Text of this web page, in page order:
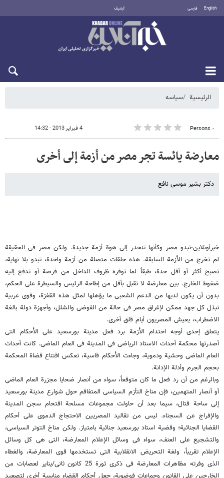
English فارسی أرشيف
الرئيسية سیاسه
٠ Persons 4 فبراير 2013 - 14:32
معارضة یائسة تجر مصر من أزمة إلى أخرى
دکتر بشیر موسى نافع
خبرأونلاین-تبدو مصر وکأنها تنحدر إلى هوة أزمة جدیدة. ولکن مصر فی الحقیقة
لم تخرج من الأزمة السابقة. هذه حلقات متصلة من أزمة واحدة، تبدو بلا نهایة،
تصبح أکثر أو أقل حدة، طبقاً لما توفره ظروف الداخل من فرصة أو تدفع إلیه
ضغوط الخارج. بین معارضة لا تقبل بأقل من إطاحة الرئیس والسیطرة على الحکم،
بدون أن یکون لدیها من الدعم الشعبی ما یؤهلها لمثل هذه القفزة، وقوى عربیة
تبذل کل جهد ممکن لإغراق مصر فی حالة من الفوضى والشلل، وأجهزة دولة بالغة
الاضطراب، یعیش المصریون أیام قلق أخرى.
یتعلق إحدى أوجه احتدام الأزمة برد فعل مدینة بورسعید على الأحکام التی
أصدرتها محکمة أحداث الاستاد الریاضی فی المدینة فی العام الماضی. کانت أحداث
العام الماضی وحشیة ودمویة، وجاءت الأحکام قاسیة، تعکس اقتناع قضاة المحکمة
بحجم الجرم وأدلة الإدانة.
وبالرغم من أن رد فعل ما کان متوقعاً، سواء من أنصار ضحایا مجزرة العام الماضی
أو أنصار المتهمین، فإن مناخ التأزم السیاسی المتفاقم حول شوارع مدینة بورسعید
إلى ساحة قتال، سیما بعد أن حاولت مجموعات مسلحة اقتحام سجن المدینة
والإفراج عن السجناء. لیس من تقالید المصریین الاحتجاج الدموی على أحکام
القضایا الجنائیة؛ وقضیة استاد بورسعید جنائیة بامتیاز. ولکن مناخ التوتر السیاسی،
والتشجیع على العنف، سواء فی وسائل الإعلام المعارضة، التی هی کل وسائل
الإعلام تقریباً، ولغة التحریض الانقلابیة التی تستخدمها قوى المعارضة، والغطاء
الذی وفرته مظاهرات المعارضة فی ذکرى ثورة 25 کانون ثانی/ینایر لعصابات من
الخارجین على القانون وجماعات فوضویة، جعل أحکام القضاء مناسبة أخرى لتصعید